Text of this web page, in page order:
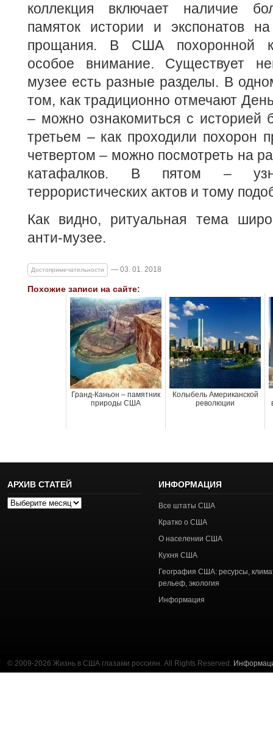
коллекция включает наличие
памяток истории и экспонатов
прощания. В США похоронной
особое внимание. Существует
музее есть разные разделы. В
том, как традиционно отмечают
– можно ознакомиться с историей
третьем – как проходили похорон
четвертом – можно посмотреть на
катафалков. В пятом –
террористических актов и тому
Как видно, ритуальная тема
анти-музее.
Достопримечательности — 03. 01. 2018
Похожие записи на сайте:
Гранд-Каньон – памятник
природы США
Колыбель Американской
революции
АРХИВ СТАТЕЙ
Архив
ИНФОРМАЦИЯ
Все штаты США
Кратко о США
О населении США
Кухня США
География США: ресурсы,
рельеф, экология
Информация
© 2009-2026 Жизнь в США глазами россиян. All Rights Reserved.